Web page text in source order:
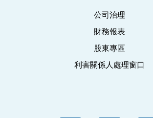
公司治理
財務報表
股東專區
利害關係人處理窗口